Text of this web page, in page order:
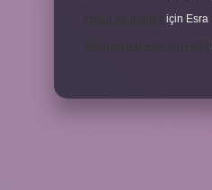
Erbah ne demek için Esra